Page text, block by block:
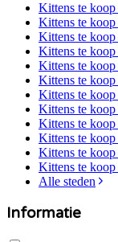
Kittens te koop
Kittens te koop
Kittens te koop
Kittens te koop
Kittens te koop
Kittens te koop
Kittens te koop
Kittens te koop
Kittens te koop
Kittens te koop
Kittens te koop
Kittens te koop
Alle steden
Informatie